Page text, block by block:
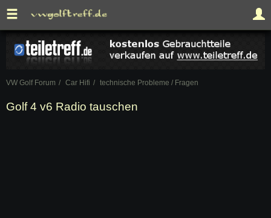
VW Golf Forum Car Hifi technische Probleme / Fragen
Golf 4 v6 Radio tauschen